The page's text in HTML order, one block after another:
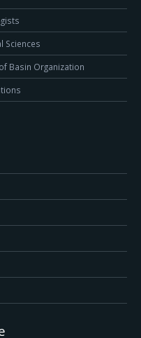
Sciences
Basin Organization